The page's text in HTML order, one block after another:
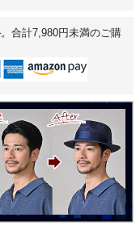
。合計7,980円未満のご購